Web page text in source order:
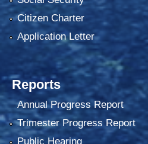
Citizen Charter
Application Letter
Reports
Annual Progress Report
Trimester Progress Report
Public Hearing